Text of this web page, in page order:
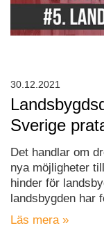
Sverige
Det handlar om
nya möjligheter
hinder för
landsbygden har
Läs mera »
30.12.2021